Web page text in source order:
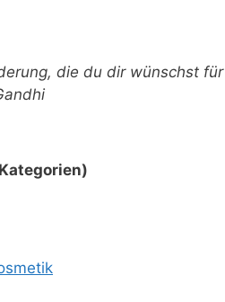
die du dir wünschst für